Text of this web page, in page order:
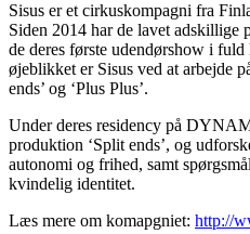
Sisus er et cirkuskompagni fra
Siden 2014 har de lavet adskillige
de deres første udendørshow i
øjeblikket er Sisus ved at arbejde
ends’ og ‘Plus Plus’.
Under deres residency på
produktion ‘Split ends’, og
autonomi og frihed, samt
kvindelig identitet.
Læs mere om komapgniet: http://